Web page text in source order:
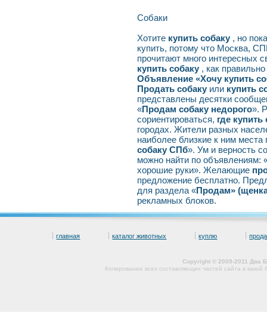
Собаки
Хотите купить собаку , но
купить, потому что Москва,
прочитают много интересных
купить собаку , как
Объявление «Хочу купить
Продать собаку или купить
представлены десятки
«Продам собаку недорого».
сориентироваться, где
городах. Жители разных
наиболее близкие к ним
собаку СПб». Ум и верность
можно найти по объявлениям:
хорошие руки». Желающие
предложение бесплатно.
для раздела «Продам»
рекламных блоков.
главная каталог животных куплю
Copyright © 2009-2011 Два
Копирование всех составляющих частей сайта в